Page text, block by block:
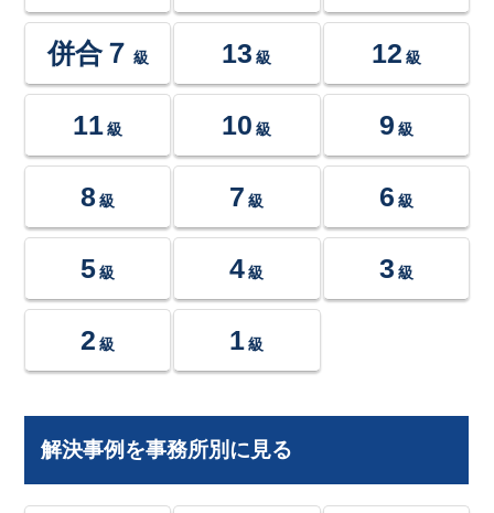
併合７ 級 13 級 12 級
11 級 10 級 9 級
8 級 7 級 6 級
5 級 4 級 3 級
2 級 1 級
解決事例を事務所別に見る